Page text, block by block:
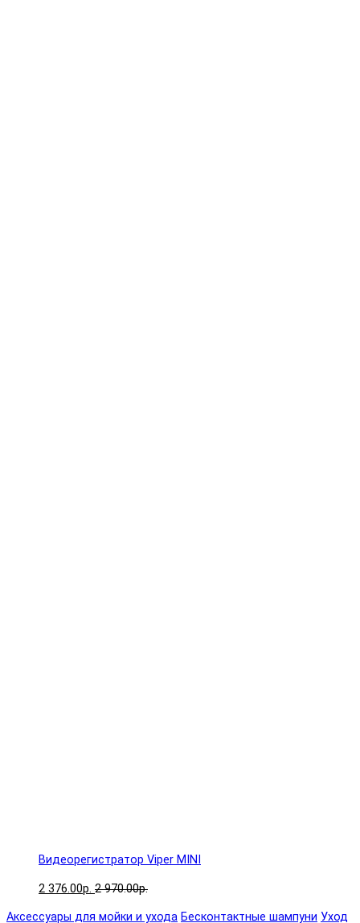
Видеорегистратор Viper MINI
2 376.00р. 2 970.00р.
Аксессуары для мойки и ухода Бесконтактные шампуни Уход